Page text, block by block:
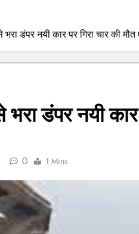
भरा डंपर नयी कार पर गिरा चार की
भरा डंपर नयी
0 1 Mins